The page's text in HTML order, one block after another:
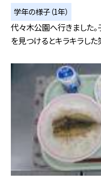
学年の様子（1年）
代々木公園へ行きました
を見つけるとキラキラした